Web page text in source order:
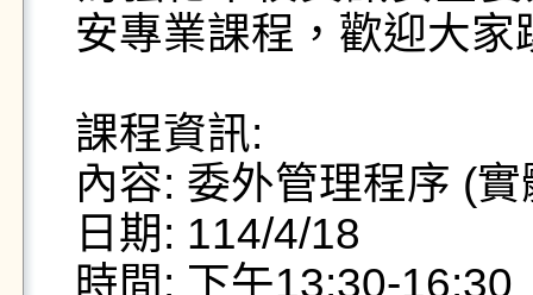
安專業課程，歡迎大家
課程資訊:
內容: 委外管理程序 (
日期: 114/4/18
時間: 下午13:30-16:30